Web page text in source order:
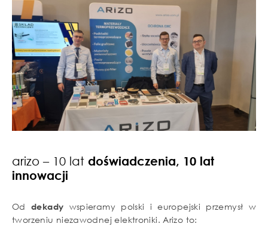
arizo – 10 lat doświadczenia, 10 lat
innowacji
Od dekady wspieramy polski i europejski przemysł w
tworzeniu niezawodnej elektroniki. Arizo to: